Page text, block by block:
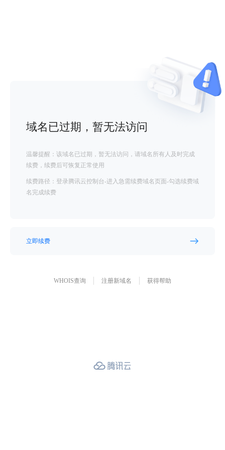
域名已过期，暂无法访问
温馨提醒：该域名已过期，暂无法访问，请域名所有人及时完成
续费，续费后可恢复正常使用
续费路径：登录腾讯云控制台-进入急需续费域名页面-勾选续费域
名完成续费
立即续费
WHOIS查询 注册新域名 获得帮助